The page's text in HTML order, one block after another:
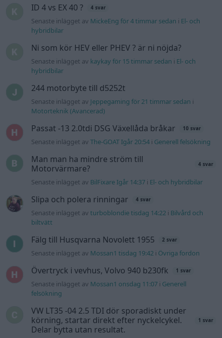
ID 4 vs EX 40 ? 4 svar
Senaste inlägget av MickeEng för 4 timmar sedan i El- och
hybridbilar
Ni som kör HEV eller PHEV ? är ni nöjda?
Senaste inlägget av kaykay för 15 timmar sedan i El- och
hybridbilar
244 motorbyte till d5252t
Senaste inlägget av Jeppegaming för 21 timmar sedan i
Motorteknik (Avancerad)
Passat -13 2.0tdi DSG Växellåda bråkar 10 svar
Senaste inlägget avThe-GOAT Igår 20:54 i Generell felsökning
Man man ha mindre ström till
Motorvärmare?
4 svar
Senaste inlägget av BilFixare Igår 14:37 i El- och hybridbilar
Slipa och polera rinningar 4 svar
Senaste inlägget avturboblondie tisdag 14:22 i Bilvård och
biltvätt
Fälg till Husqvarna Novolett 1955 2 svar
Senaste inlägget av Mossan1 tisdag 19:42 i Övriga fordon
Övertryck i vevhus, Volvo 940 b230fk 1 svar
Senaste inlägget av Mossan1 onsdag 11:07 i Generell
felsökning
VW LT35 -04 2.5 TDI dör sporadiskt under
körning, startar direkt efter nyckelcykel.
Delar bytta utan resultat.
1 svar